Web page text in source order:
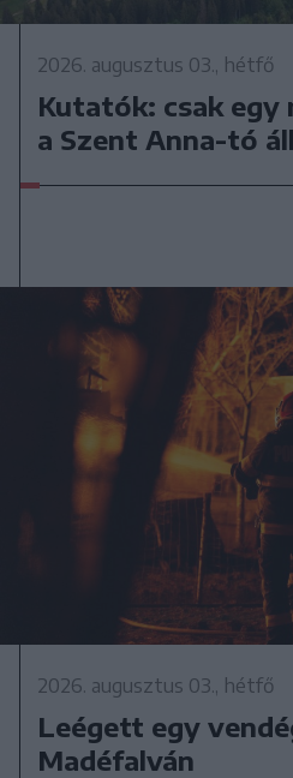
2026. augusztus 03., hétfő
Kutatók: csak
a Szent Anna-tó
2026. augusztus 03., hétfő
Leégett egy
Madéfalván